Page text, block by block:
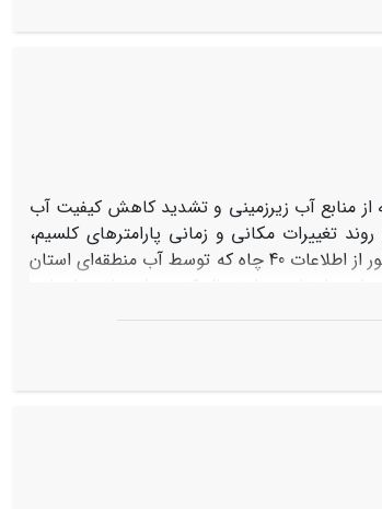
تولید خالص اولیۀ تحت داده‌های بارش و دما در دورۀ آتی (2030-2016) شبیه­سازی گردید. نتایج مقایسۀ پارامترهای اقلیمی در دورۀ پایه (2015-2001) و
منابع آب‌ زیرزمینی و تشدید کاهش کیفیت آب
تغییرات مکانی و زمانی پارامترهای کلسیم،
منیزیم، اسیدیته، کلر، سولفات و سدیم آب ‌زیرزمینی در دشت جیرفت پرداخته شده است. بدین منظور از اطلاعات 40 چاه که توسط آب منطقه‌ای استان
در این راستا پس از نرمال کردن داده‌ها، به ارزیابی
تغییرات مکانی پارامترهای کیفی آب
است که هر چه به سمت جنوب و غرب برویم کیفیت آب کاهش